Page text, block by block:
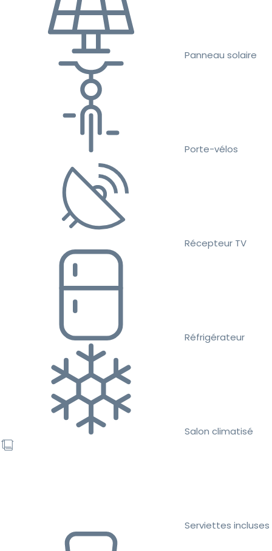
Panneau solaire
Porte-vélos
Récepteur TV
Réfrigérateur
Salon climatisé
Serviettes incluses